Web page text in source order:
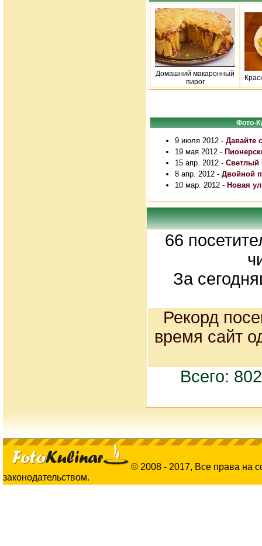
Домашний макаронный
пирог
Фото-
9 июля 2012 - Давайте
19 мая 2012 -
15 апр. 2012 - Светлый
8 апр. 2012 - Двойной
10 мар. 2012 - Новая
66
За
Рекорд
время сайт
Всего:
© 2008 - 2017, Все права на
законодательством.